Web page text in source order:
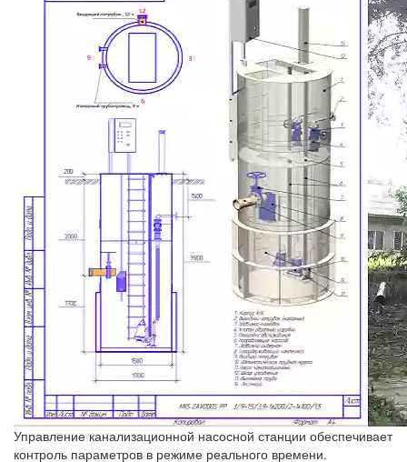
Управление канализационной насосной станции обеспечивает
контроль параметров в режиме реального времени.